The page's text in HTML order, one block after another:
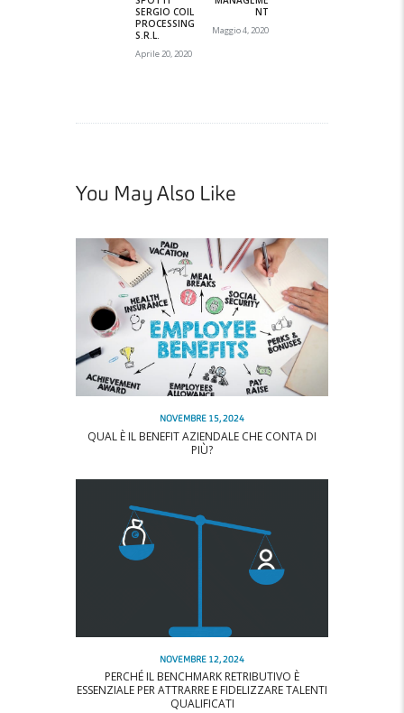
SERGIO COIL
PROCESSING
S.R.L.
Aprile 20, 2020
NT
Maggio 4, 2020
You May Also Like
NOVEMBRE 15, 2024
QUAL È IL BENEFIT AZIENDALE CHE CONTA DI
PIÙ?
NOVEMBRE 12, 2024
PERCHÉ IL BENCHMARK RETRIBUTIVO È
ESSENZIALE PER ATTRARRE E FIDELIZZARE TALENTI
QUALIFICATI